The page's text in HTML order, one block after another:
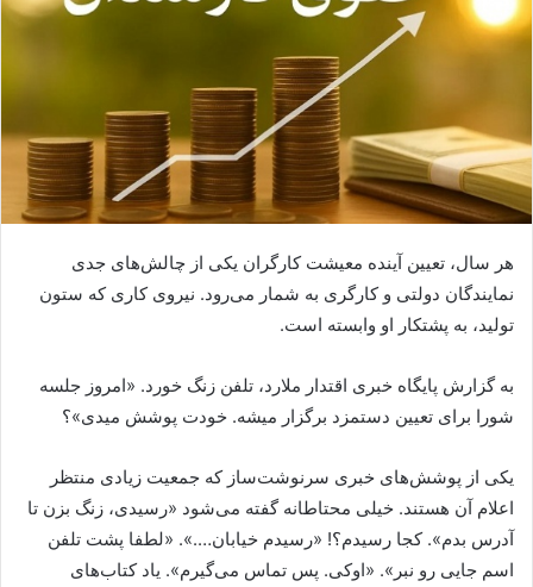
هر سال، تعیین آینده معیشت کارگران یکی از چالش‌های جدی
نمایندگان دولتی و کارگری به شمار می‌رود. نیروی کاری که ستون
تولید، به پشتکار او وابسته است.
به گزارش پایگاه خبری اقتدار ملارد، تلفن زنگ خورد. «امروز جلسه
شورا برای تعیین دستمزد برگزار میشه. خودت پوشش میدی»؟
یکی از پوشش‌های خبری سرنوشت‌ساز که جمعیت زیادی منتظر
اعلام آن هستند. خیلی محتاطانه گفته می‌شود «رسیدی، زنگ بزن تا
آدرس بدم». کجا رسیدم؟! «رسیدم خیابان….». «لطفا پشت تلفن
اسم جایی رو نبر». «اوکی. پس تماس می‌گیرم». یاد کتاب‌های